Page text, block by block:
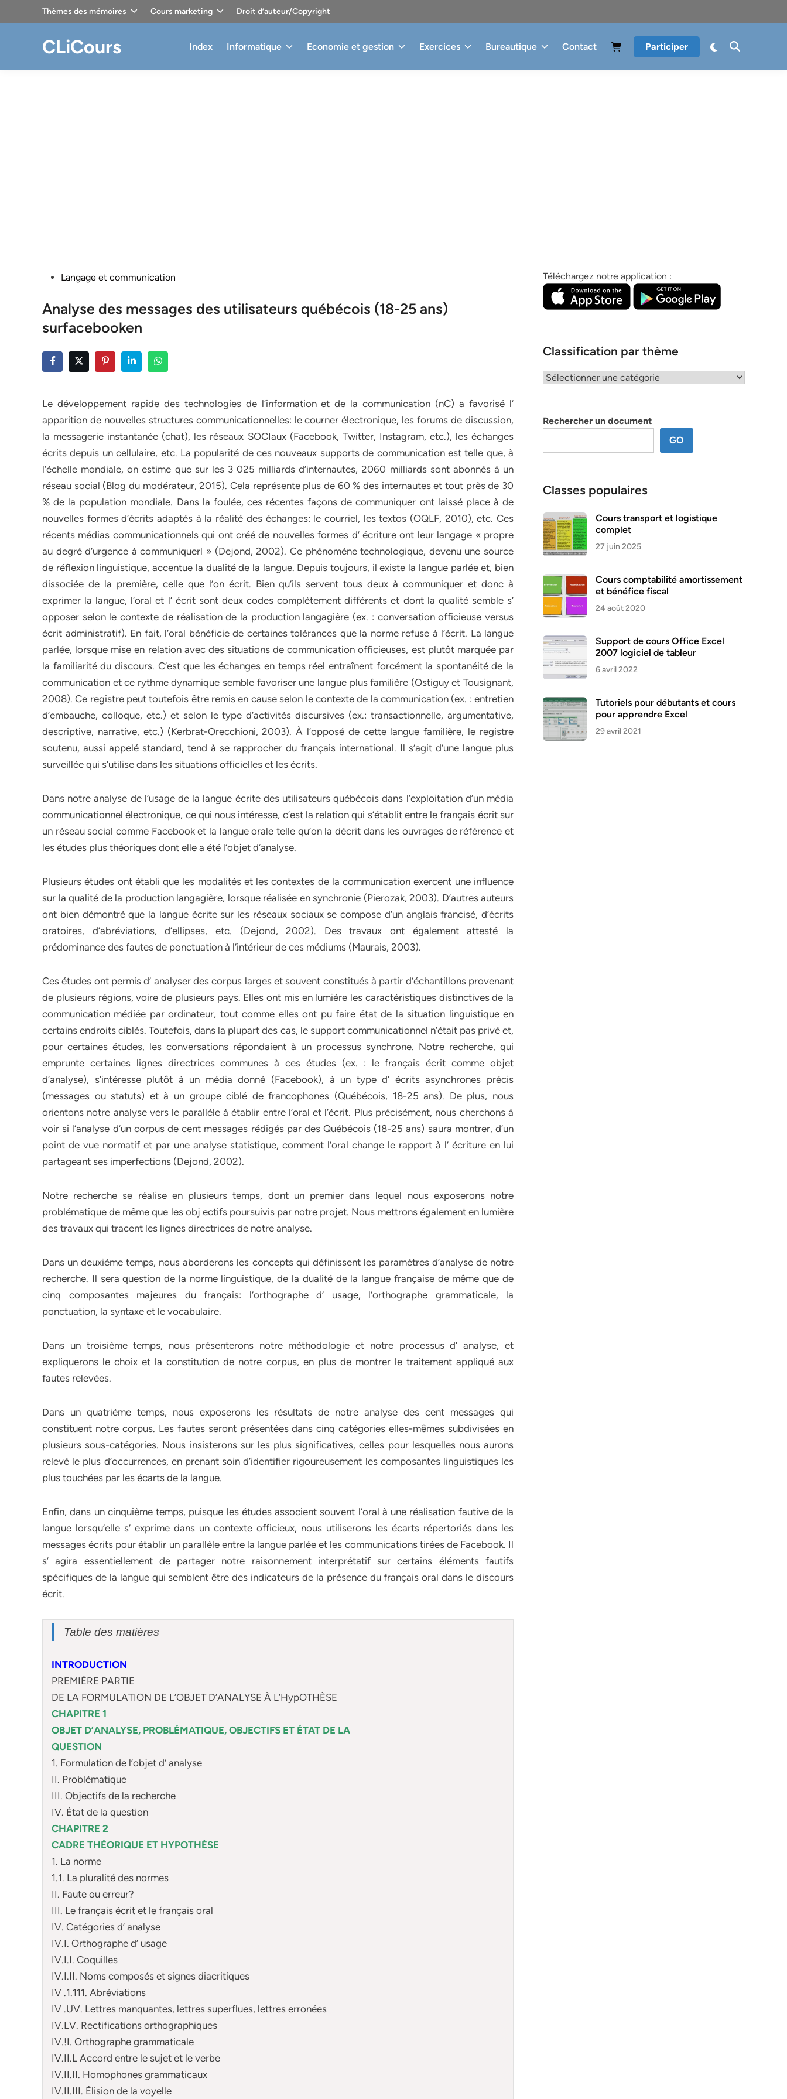
Thèmes des mémoires Cours marketing Droit d’auteur/Copyright
CLiCours Index Informatique Economie et gestion Exercices Bureautique Contact Participer
PostedLangage et communication
Analyse des messages des utilisateurs québécois (18-25 ans)
surfacebooken
Le développement rapide des technologies de l’information et de la communication (nC) a favorisé l’
apparition de nouvelles structures communicationnelles: le courner électronique, les forums de discussion,
la messagerie instantanée (chat), les réseaux SOCIaux (Facebook, Twitter, Instagram, etc.), les échanges
écrits depuis un cellulaire, etc. La popularité de ces nouveaux supports de communication est telle que, à
l’échelle mondiale, on estime que sur les 3 025 milliards d’internautes, 2060 milliards sont abonnés à un
réseau social (Blog du modérateur, 2015). Cela représente plus de 60 % des internautes et tout près de 30
% de la population mondiale. Dans la foulée, ces récentes façons de communiquer ont laissé place à de
nouvelles formes d’écrits adaptés à la réalité des échanges: le courriel, les textos (OQLF, 2010), etc. Ces
récents médias communicationnels qui ont créé de nouvelles formes d’ écriture ont leur langage « propre
au degré d’urgence à communiquerl » (Dejond, 2002). Ce phénomène technologique, devenu une source
de réflexion linguistique, accentue la dualité de la langue. Depuis toujours, il existe la langue parlée et, bien
dissociée de la première, celle que l’on écrit. Bien qu’ils servent tous deux à communiquer et donc à
exprimer la langue, l’oral et l’ écrit sont deux codes complètement différents et dont la qualité semble s’
opposer selon le contexte de réalisation de la production langagière (ex. : conversation officieuse versus
écrit administratif). En fait, l’oral bénéficie de certaines tolérances que la norme refuse à l’écrit. La langue
parlée, lorsque mise en relation avec des situations de communication officieuses, est plutôt marquée par
la familiarité du discours. C’est que les échanges en temps réel entraînent forcément la spontanéité de la
communication et ce rythme dynamique semble favoriser une langue plus familière (Ostiguy et Tousignant,
2008). Ce registre peut toutefois être remis en cause selon le contexte de la communication (ex. : entretien
d’embauche, colloque, etc.) et selon le type d’activités discursives (ex.: transactionnelle, argumentative,
descriptive, narrative, etc.) (Kerbrat-Orecchioni, 2003). À l’opposé de cette langue familière, le registre
soutenu, aussi appelé standard, tend à se rapprocher du français international. Il s’agit d’une langue plus
surveillée qui s’utilise dans les situations officielles et les écrits.
Dans notre analyse de l’usage de la langue écrite des utilisateurs québécois dans l’exploitation d’un média
communicationnel électronique, ce qui nous intéresse, c’est la relation qui s’établit entre le français écrit sur
un réseau social comme Facebook et la langue orale telle qu’on la décrit dans les ouvrages de référence et
les études plus théoriques dont elle a été l’objet d’analyse.
Plusieurs études ont établi que les modalités et les contextes de la communication exercent une influence
sur la qualité de la production langagière, lorsque réalisée en synchronie (Pierozak, 2003). D’autres auteurs
ont bien démontré que la langue écrite sur les réseaux sociaux se compose d’un anglais francisé, d’écrits
oratoires, d’abréviations, d’ellipses, etc. (Dejond, 2002). Des travaux ont également attesté la
prédominance des fautes de ponctuation à l’intérieur de ces médiums (Maurais, 2003).
Ces études ont permis d’ analyser des corpus larges et souvent constitués à partir d’échantillons provenant
de plusieurs régions, voire de plusieurs pays. Elles ont mis en lumière les caractéristiques distinctives de la
communication médiée par ordinateur, tout comme elles ont pu faire état de la situation linguistique en
certains endroits ciblés. Toutefois, dans la plupart des cas, le support communicationnel n’était pas privé et,
pour certaines études, les conversations répondaient à un processus synchrone. Notre recherche, qui
emprunte certaines lignes directrices communes à ces études (ex. : le français écrit comme objet
d’analyse), s’intéresse plutôt à un média donné (Facebook), à un type d’ écrits asynchrones précis
(messages ou statuts) et à un groupe ciblé de francophones (Québécois, 18-25 ans). De plus, nous
orientons notre analyse vers le parallèle à établir entre l’oral et l’écrit. Plus précisément, nous cherchons à
voir si l’analyse d’un corpus de cent messages rédigés par des Québécois (18-25 ans) saura montrer, d’un
point de vue normatif et par une analyse statistique, comment l’oral change le rapport à l’ écriture en lui
partageant ses imperfections (Dejond, 2002).
Notre recherche se réalise en plusieurs temps, dont un premier dans lequel nous exposerons notre
problématique de même que les obj ectifs poursuivis par notre projet. Nous mettrons également en lumière
des travaux qui tracent les lignes directrices de notre analyse.
Dans un deuxième temps, nous aborderons les concepts qui définissent les paramètres d’analyse de notre
recherche. Il sera question de la norme linguistique, de la dualité de la langue française de même que de
cinq composantes majeures du français: l’orthographe d’ usage, l’orthographe grammaticale, la
ponctuation, la syntaxe et le vocabulaire.
Dans un troisième temps, nous présenterons notre méthodologie et notre processus d’ analyse, et
expliquerons le choix et la constitution de notre corpus, en plus de montrer le traitement appliqué aux
fautes relevées.
Dans un quatrième temps, nous exposerons les résultats de notre analyse des cent messages qui
constituent notre corpus. Les fautes seront présentées dans cinq catégories elles-mêmes subdivisées en
plusieurs sous-catégories. Nous insisterons sur les plus significatives, celles pour lesquelles nous aurons
relevé le plus d’occurrences, en prenant soin d’identifier rigoureusement les composantes linguistiques les
plus touchées par les écarts de la langue.
Enfin, dans un cinquième temps, puisque les études associent souvent l’oral à une réalisation fautive de la
langue lorsqu’elle s’ exprime dans un contexte officieux, nous utiliserons les écarts répertoriés dans les
messages écrits pour établir un parallèle entre la langue parlée et les communications tirées de Facebook. Il
s’ agira essentiellement de partager notre raisonnement interprétatif sur certains éléments fautifs
spécifiques de la langue qui semblent être des indicateurs de la présence du français oral dans le discours
écrit.
Table des matières
INTRODUCTION
PREMIÈRE PARTIE
DE LA FORMULATION DE L’OBJET D’ANALYSE À L’HypOTHÈSE
CHAPITRE 1
OBJET D’ANALYSE, PROBLÉMATIQUE, OBJECTIFS ET ÉTAT DE LA
QUESTION
1. Formulation de l’objet d’ analyse
II. Problématique
III. Objectifs de la recherche
IV. État de la question
CHAPITRE 2
CADRE THÉORIQUE ET HYPOTHÈSE
1. La norme
1.1. La pluralité des normes
II. Faute ou erreur?
III. Le français écrit et le français oral
IV. Catégories d’ analyse
IV.I. Orthographe d’ usage
IV.I.I. Coquilles
IV.I.II. Noms composés et signes diacritiques
IV .1.111. Abréviations
IV .UV. Lettres manquantes, lettres superflues, lettres erronées
IV.LV. Rectifications orthographiques
IV.!I. Orthographe grammaticale
IV.II.L Accord entre le sujet et le verbe
IV.II.II. Homophones grammaticaux
IV.II.III. Élision de la voyelle
Téléchargez notre application :
Classification par thème
Classification
Rechercher un document
GO
Classes populaires
Cours transport et logistique
complet
27 juin 2025
Cours comptabilité amortissement
et bénéfice fiscal
24 août 2020
Support de cours Office Excel
2007 logiciel de tableur
6 avril 2022
Tutoriels pour débutants et cours
pour apprendre Excel
29 avril 2021